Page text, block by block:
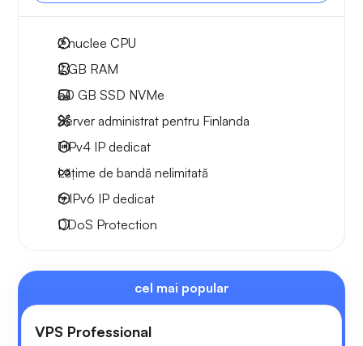
2nuclee CPU
2 GB RAM
50 GB SSD NVMe
Server administrat pentru Finlanda
1 IPv4 IP dedicat
Lățime de bandă nelimitată
6 IPv6 IP dedicat
DDoS Protection
cel mai popular
VPS Professional